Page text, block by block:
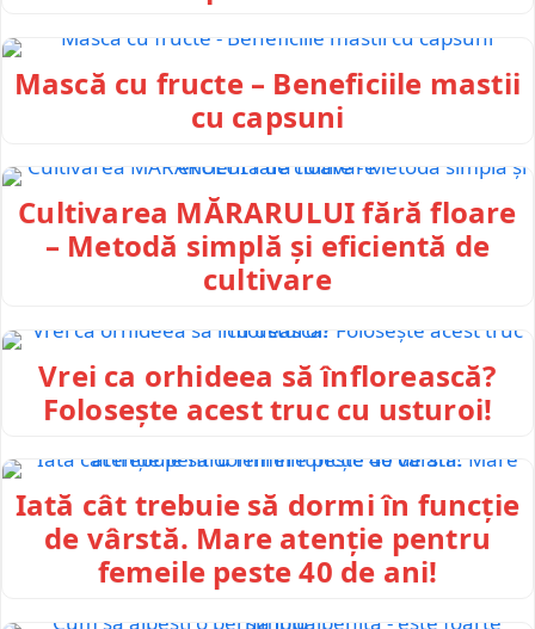
Mască cu fructe – Beneficiile mastii
cu capsuni
Cultivarea MĂRARULUI fără floare
– Metodă simplă și eficientă de
cultivare
Vrei ca orhideea să înflorească?
Folosește acest truc cu usturoi!
Iată cât trebuie să dormi în funcție
de vârstă. Mare atenție pentru
femeile peste 40 de ani!